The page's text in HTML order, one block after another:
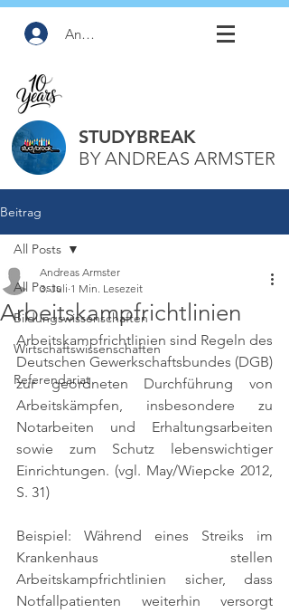
Anmelden
STUDYBREAK
BY ANDREAS ARMSTER
Beitrag
All Posts
Bildungswissenschaften
Wirtschaftswissenschaften
Referendariat
All Posts
Arbeitskampfrichtlinien
Andreas Armster
3. Juli 1 Min. Lesezeit
Arbeitskampfrichtlinien sind Regeln des
Deutschen Gewerkschaftsbundes (DGB)
zur geordneten Durchführung von
Arbeitskämpfen, insbesondere zu
Notarbeiten und Erhaltungsarbeiten
sowie zum Schutz lebenswichtiger
Einrichtungen. (vgl. May/Wiepcke 2012,
S. 31)
Beispiel: Während eines Streiks im
Krankenhaus stellen
Arbeitskampfrichtlinien sicher, dass
Notfallpatienten weiterhin versorgt